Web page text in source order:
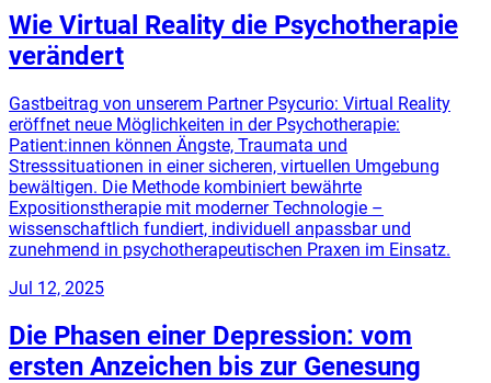
Wie Virtual Reality die Psychotherapie
verändert
Gastbeitrag von unserem Partner Psycurio: Virtual Reality
eröffnet neue Möglichkeiten in der Psychotherapie:
Patient:innen können Ängste, Traumata und
Stresssituationen in einer sicheren, virtuellen Umgebung
bewältigen. Die Methode kombiniert bewährte
Expositionstherapie mit moderner Technologie –
wissenschaftlich fundiert, individuell anpassbar und
zunehmend in psychotherapeutischen Praxen im Einsatz.
Jul 12, 2025
Die Phasen einer Depression: vom
ersten Anzeichen bis zur Genesung